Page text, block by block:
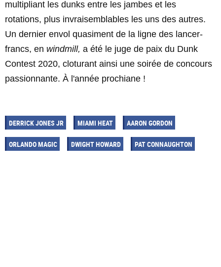
multipliant les dunks entre les jambes et les
rotations, plus invraisemblables les uns des autres.
Un dernier envol quasiment de la ligne des lancer-
francs, en windmill, a été le juge de paix du Dunk
Contest 2020, cloturant ainsi une soirée de concours
passionnante. À l'année prochiane !
DERRICK JONES JR MIAMI HEAT AARON GORDON
ORLANDO MAGIC DWIGHT HOWARD PAT CONNAUGHTON